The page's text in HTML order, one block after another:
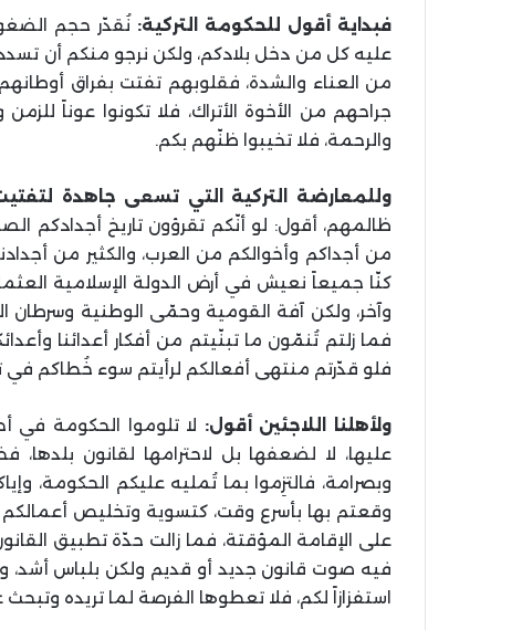
فبداية أقول للحكومة التركية: نُقدّر حجم
عليه كل من دخل بلادكم، ولكن نرجو منكم أن
من العناء والشدة، فقلوبهم تفتت بفراق
جراحهم من الأخوة الأتراك، فلا تكونوا عوناً
والرحمة، فلا تخيبوا ظنّهم بكم.
وللمعارضة التركية التي تسعى جاهدة
ظالمهم، أقول: لو أنّكم تقرؤون تاريخ أجدادكم
من أجداكم وأخوالكم من العرب، والكثير من
كنّا جميعاً نعيش في أرض الدولة الإسلامية
وآخر، ولكن آفة القومية وحمّى الوطنية وسرطان
فما زلتم تُنمّون ما تبنّيتم من أفكار أعدائنا
فلو قدّرتم منتهى أفعالكم لرأيتم سوء خُطاكم
ولأهلنا اللاجئين أقول: لا تلوموا الحكومة في
عليها، لا لضعفها بل لاحترامها لقانون
وبصرامة، فالتزِموا بما تُمليه عليكم الحكومة،
وقعتم بها بأسرع وقت، كتسوية وتخليص أعمالكم
على الإقامة المؤقتة، فما زالت حدّة تطبيق
فيه صوت قانون جديد أو قديم ولكن بلباس أشد،
استفزازاً لكم، فلا تعطوها الفرصة لما تريده وتبحث